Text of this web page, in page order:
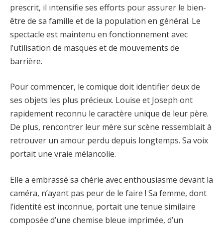
prescrit, il intensifie ses efforts pour assurer le bien-
être de sa famille et de la population en général. Le
spectacle est maintenu en fonctionnement avec
l’utilisation de masques et de mouvements de
barrière.
Pour commencer, le comique doit identifier deux de
ses objets les plus précieux. Louise et Joseph ont
rapidement reconnu le caractère unique de leur père.
De plus, rencontrer leur mère sur scène ressemblait à
retrouver un amour perdu depuis longtemps. Sa voix
portait une vraie mélancolie.
Elle a embrassé sa chérie avec enthousiasme devant la
caméra, n’ayant pas peur de le faire ! Sa femme, dont
l’identité est inconnue, portait une tenue similaire
composée d’une chemise bleue imprimée, d’un